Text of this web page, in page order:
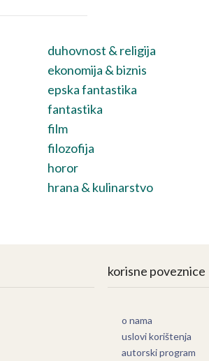
duhovnost & religija
ekonomija & biznis
epska fantastika
fantastika
film
filozofija
horor
hrana & kulinarstvo
korisne poveznice
o nama
uslovi korištenja
autorski program